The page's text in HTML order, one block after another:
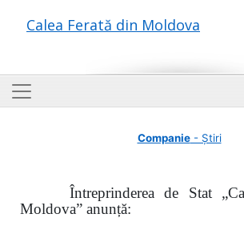
Calea Ferată din Moldova
Companie- Știri
Întreprinderea de Stat
Moldova” anunță: